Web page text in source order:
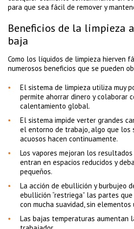
para que sea fácil de remover y
Beneficios de la limpieza
baja
Como los líquidos de limpieza hierven
numerosos beneficios que se pueden
El sistema de limpieza utiliza muy
permite ahorrar dinero y colaborar
calentamiento global.
El sistema impide verter grandes
el entorno de trabajo, algo que los
acuosos hacen continuamente.
Los vapores mejoran los
entran en espacios reducidos y
pequeños.
La acción de ebullición y burbujeo
ebullición “restriega” las partes
con mucha suavidad, sin
Las bajas temperaturas aumentan